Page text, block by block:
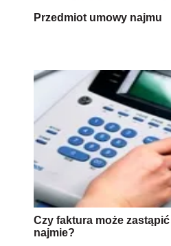
Przedmiot umowy najmu
Czy faktura może
najmie?